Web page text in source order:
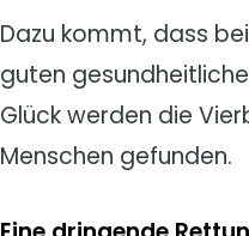
Dazu kommt, dass
guten
Glück werden die
Menschen gefunden.